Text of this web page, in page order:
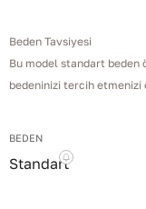
Beden Tavsiyesi
Bu model standart beden
bedeninizi tercih etmenizi
BEDEN
Standart